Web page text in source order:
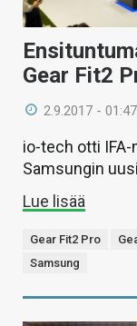
Gear Fit2
2.9.2017 - 01:47
io-tech otti
Samsungin
Lue lisää
Gear Fit2 Pro
Samsung